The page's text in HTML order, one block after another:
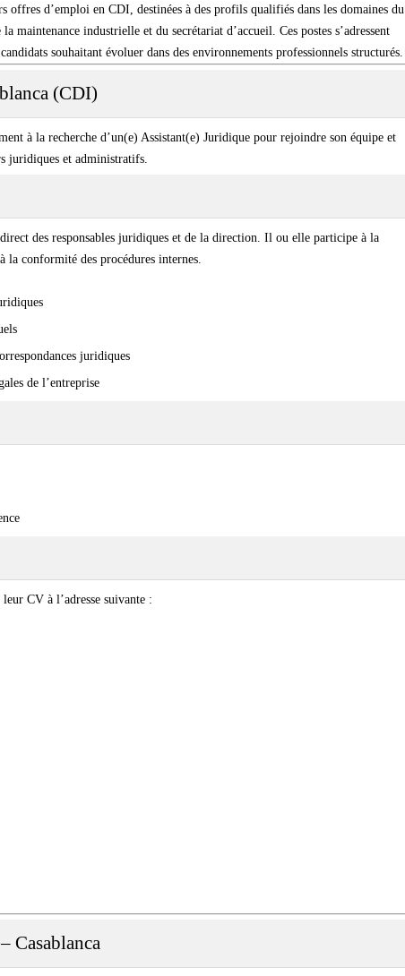
offres d’emploi en CDI, destinées à des profils qualifiés dans les domaines du
la maintenance industrielle et du secrétariat d’accueil. Ces postes s’adressent
souhaitant évoluer dans des environnements professionnels structurés.
(CDI)
à la recherche d’un(e) Assistant(e) Juridique pour rejoindre son équipe et
juridiques et administratifs.
des responsables juridiques et de la direction. Il ou elle participe à la
la conformité des procédures internes.
juridiques
de l’entreprise
CV à l’adresse suivante :
Casablanca